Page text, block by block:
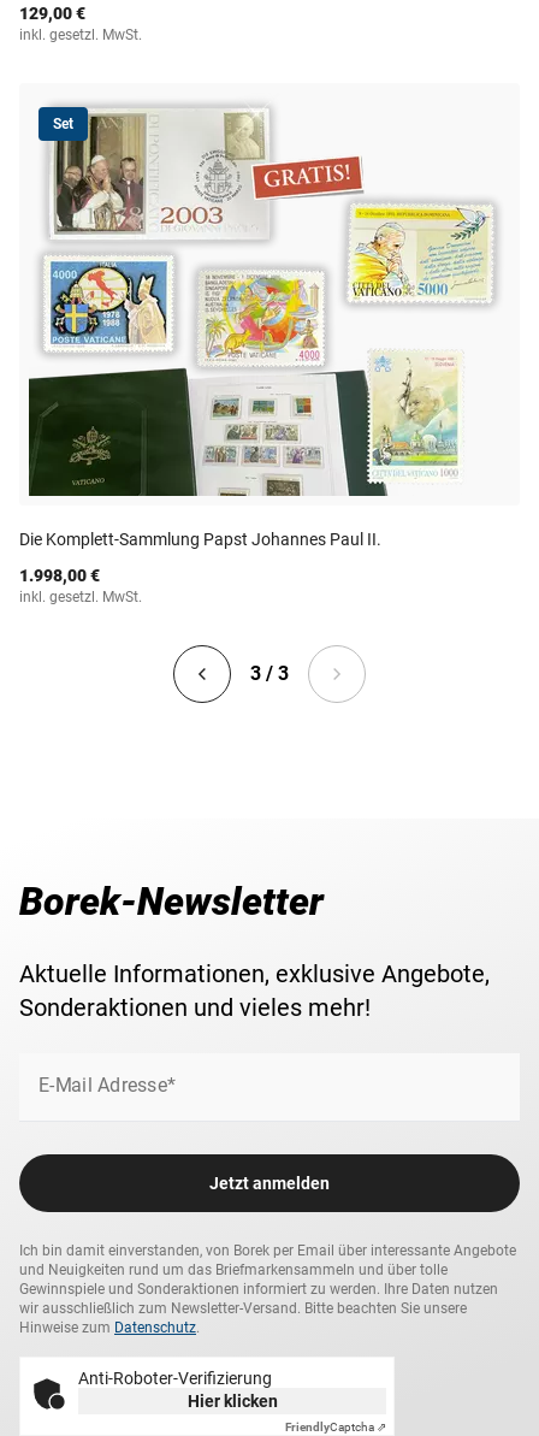
129,00 €
inkl. gesetzl. MwSt.
Set
Die Komplett-Sammlung Papst Johannes Paul II.
1.998,00 €
inkl. gesetzl. MwSt.
3 / 3
Borek-Newsletter
Aktuelle Informationen, exklusive Angebote,
Sonderaktionen und vieles mehr!
E-Mail Adresse*
Jetzt anmelden
Ich bin damit einverstanden, von Borek per Email über interessante Angebote
und Neuigkeiten rund um das Briefmarkensammeln und über tolle
Gewinnspiele und Sonderaktionen informiert zu werden. Ihre Daten nutzen
wir ausschließlich zum Newsletter-Versand. Bitte beachten Sie unsere
Hinweise zum Datenschutz.
Anti-Roboter-Verifizierung
Hier klicken
FriendlyCaptcha ⇗